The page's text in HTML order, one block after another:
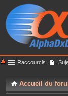
Raccourcis
Accueil du